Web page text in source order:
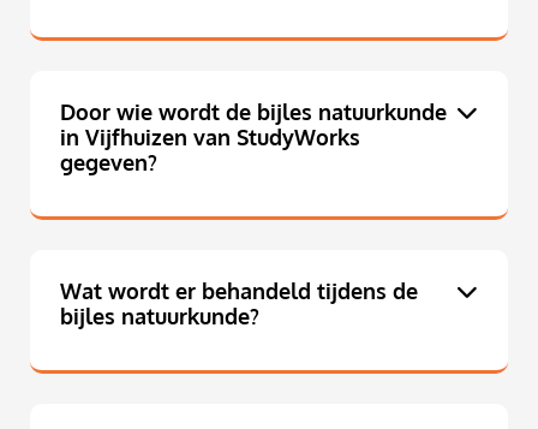
Door wie wordt de bijles natuurkunde
in Vijfhuizen van StudyWorks
gegeven?
Wat wordt er behandeld tijdens de
bijles natuurkunde?